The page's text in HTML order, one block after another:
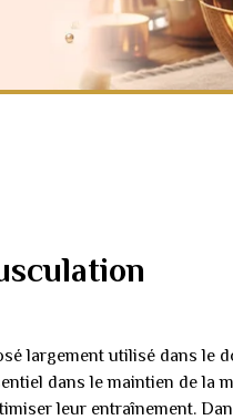
largement utilisé dans le
dans le maintien de la
leur entraînement.